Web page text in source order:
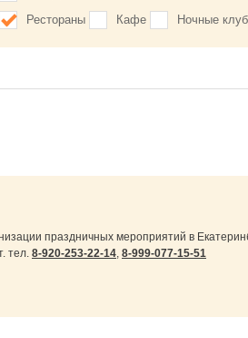
Рестораны Кафе Ночные
праздничных мероприятий в
тел. 8-920-253-22-14, 8-999-077-15-51